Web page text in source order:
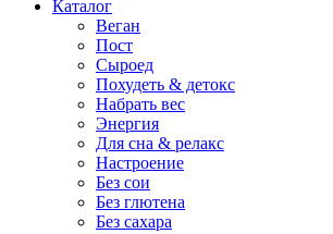
Каталог
Веган
Пост
Сыроед
Похудеть & детокс
Набрать вес
Энергия
Для сна & релакс
Настроение
Без сои
Без глютена
Без сахара